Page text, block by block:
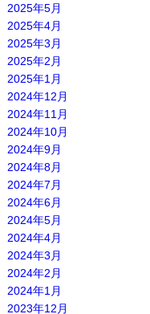
2025年5月
2025年4月
2025年3月
2025年2月
2025年1月
2024年12月
2024年11月
2024年10月
2024年9月
2024年8月
2024年7月
2024年6月
2024年5月
2024年4月
2024年3月
2024年2月
2024年1月
2023年12月